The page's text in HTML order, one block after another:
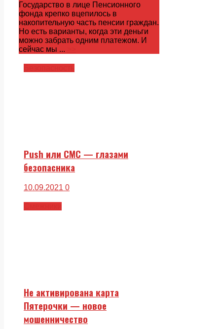
Государство в лице Пенсионного
фонда крепко вцепилось в
накопительную часть пенсии граждан.
Но есть варианты, когда эти деньги
можно забрать одним платежом. И
сейчас мы ...
Push или СМС — глазами
безопасника
10.09.2021 0
Не активирована карта
Пятерочки — новое
мошенничество